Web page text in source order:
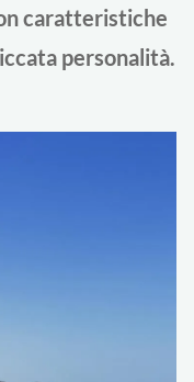
caratteristiche
personalità.